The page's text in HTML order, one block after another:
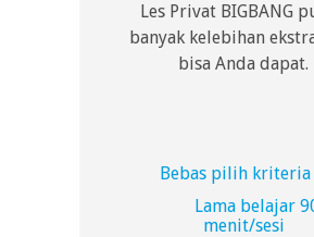
Les Privat BIGBANG
banyak kelebihan
bisa Anda dapat.
Bebas pilih
Lama belajar
menit/sesi